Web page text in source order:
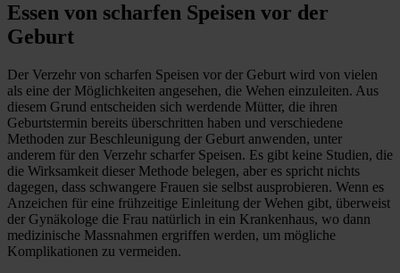
Essen von scharfen Speisen vor der
Geburt
Der Verzehr von scharfen Speisen vor der Geburt wird von vielen
als eine der Möglichkeiten angesehen, die Wehen einzuleiten. Aus
diesem Grund entscheiden sich werdende Mütter, die ihren
Geburtstermin bereits überschritten haben und verschiedene
Methoden zur Beschleunigung der Geburt anwenden, unter
anderem für den Verzehr scharfer Speisen. Es gibt keine Studien, die
die Wirksamkeit dieser Methode belegen, aber es spricht nichts
dagegen, dass schwangere Frauen sie selbst ausprobieren. Wenn es
Anzeichen für eine frühzeitige Einleitung der Wehen gibt, überweist
der Gynäkologe die Frau natürlich in ein Krankenhaus, wo dann
medizinische Massnahmen ergriffen werden, um mögliche
Komplikationen zu vermeiden.